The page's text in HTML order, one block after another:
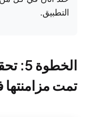
التطبيق.
تمت مزامنتها